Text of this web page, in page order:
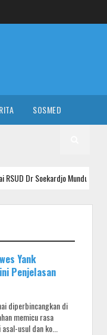
SOSMED
Mundur Setelah Hina Pasien
Yank
Penjelasan
diperbincangkan di
memicu rasa
usul dan ko...